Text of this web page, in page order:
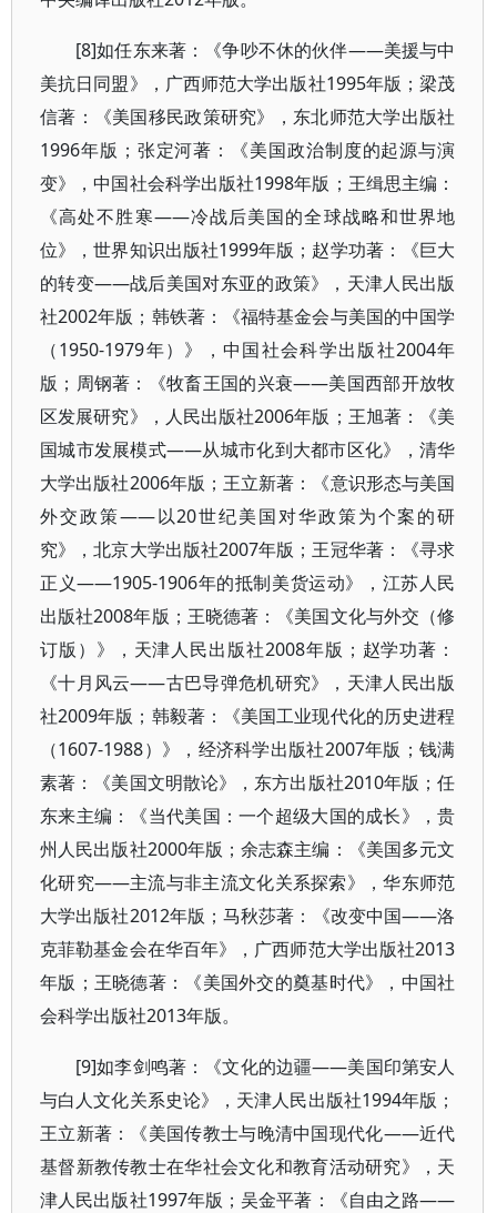
[8]如任东来著：《争吵不休的伙伴——美援与中
美抗日同盟》，广西师范大学出版社1995年版；梁茂
信著：《美国移民政策研究》，东北师范大学出版社
1996年版；张定河著：《美国政治制度的起源与演
变》，中国社会科学出版社1998年版；王缉思主编：
《高处不胜寒——冷战后美国的全球战略和世界地
位》，世界知识出版社1999年版；赵学功著：《巨大
的转变——战后美国对东亚的政策》，天津人民出版
社2002年版；韩铁著：《福特基金会与美国的中国学
（1950-1979年）》，中国社会科学出版社2004年
版；周钢著：《牧畜王国的兴衰——美国西部开放牧
区发展研究》，人民出版社2006年版；王旭著：《美
国城市发展模式——从城市化到大都市区化》，清华
大学出版社2006年版；王立新著：《意识形态与美国
外交政策――以20世纪美国对华政策为个案的研
究》，北京大学出版社2007年版；王冠华著：《寻求
正义——1905-1906年的抵制美货运动》，江苏人民
出版社2008年版；王晓德著：《美国文化与外交（修
订版）》，天津人民出版社2008年版；赵学功著：
《十月风云——古巴导弹危机研究》，天津人民出版
社2009年版；韩毅著：《美国工业现代化的历史进程
（1607-1988）》，经济科学出版社2007年版；钱满
素著：《美国文明散论》，东方出版社2010年版；任
东来主编：《当代美国：一个超级大国的成长》，贵
州人民出版社2000年版；余志森主编：《美国多元文
化研究——主流与非主流文化关系探索》，华东师范
大学出版社2012年版；马秋莎著：《改变中国——洛
克菲勒基金会在华百年》，广西师范大学出版社2013
年版；王晓德著：《美国外交的奠基时代》，中国社
会科学出版社2013年版。
[9]如李剑鸣著：《文化的边疆——美国印第安人
与白人文化关系史论》，天津人民出版社1994年版；
王立新著：《美国传教士与晚清中国现代化——近代
基督新教传教士在华社会文化和教育活动研究》，天
津人民出版社1997年版；吴金平著：《自由之路——